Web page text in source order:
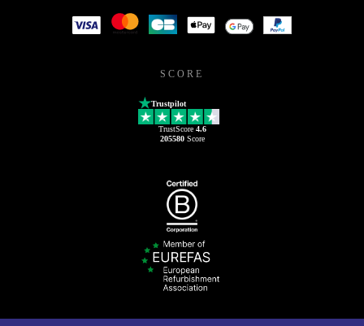
SCORE
Trustpilot
TrustScore 4.6
205580Score